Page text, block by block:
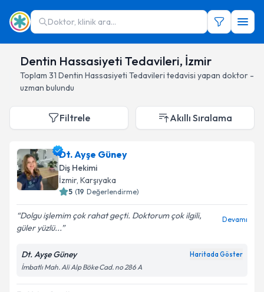
Doktor, klinik ara...
Dentin Hassasiyeti Tedavileri, İzmir
Toplam 31 Dentin Hassasiyeti Tedavileri tedavisi yapan doktor -
uzman bulundu
Filtrele Akıllı Sıralama
Dt. Ayşe Güney
Diş Hekimi
İzmir, Karşıyaka
5 (19 Değerlendirme)
Dolgu işlemim çok rahat geçti. Doktorum çok ilgili,
güler yüzlü...
Devamı
Dt. Ayşe Güney Haritada Göster
İmbatlı Mah. Ali Alp Böke Cad. no 286 A